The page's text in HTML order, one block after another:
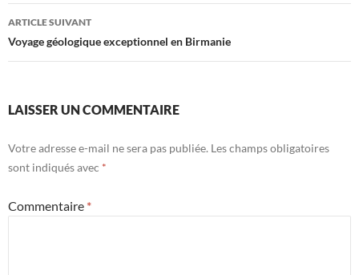
articles
ARTICLE SUIVANT
Voyage géologique exceptionnel en Birmanie
LAISSER UN COMMENTAIRE
Votre adresse e-mail ne sera pas publiée. Les champs obligatoires
sont indiqués avec *
Commentaire *